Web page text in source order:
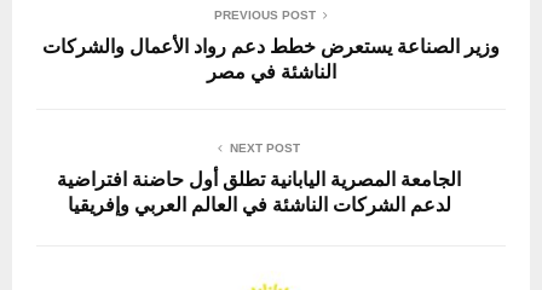
PREVIOUS POST
وزير الصناعة يستعرض خطط دعم رواد الأعمال والشركات
الناشئة في مصر
NEXT POST
الجامعة المصرية اليابانية تطلق أول حاضنة افتراضية
لدعم الشركات الناشئة في العالم العربي وإفريقيا